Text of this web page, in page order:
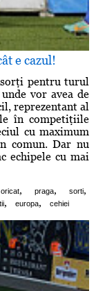
e cazul!
pentru turul
vor avea de
reprezentant al
în competiţiile
cu maximum
comun. Dar nu
echipele cu mai
oricat, praga, sorti,
, europa, cehiei